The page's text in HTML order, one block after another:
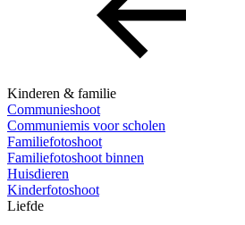
Kinderen & familie
Communieshoot
Communiemis voor scholen
Familiefotoshoot
Familiefotoshoot binnen
Huisdieren
Kinderfotoshoot
Liefde